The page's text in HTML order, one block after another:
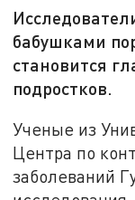
бабушками
становится
подростков.
Ученые из
Центра по
заболеваний